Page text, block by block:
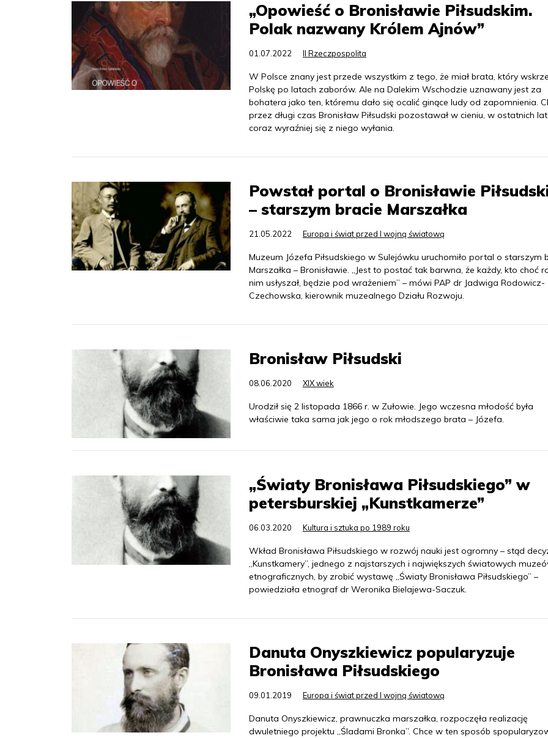
„Opowieść o Bronisławie Piłsudskim.
Polak nazwany Królem Ajnów”
01.07.2022 II Rzeczpospolita
W Polsce znany jest przede wszystkim z tego, że miał brata, który
Polskę po latach zaborów. Ale na Dalekim Wschodzie uznawany jest za
bohatera jako ten, któremu dało się ocalić ginące ludy od zapomnienia.
przez długi czas Bronisław Piłsudski pozostawał w cieniu, w ostatnich
coraz wyraźniej się z niego wyłania.
Powstał portal o Bronisławie
– starszym bracie Marszałka
21.05.2022 Europa i świat przed I wojną światową
Muzeum Józefa Piłsudskiego w Sulejówku uruchomiło portal o starszym
Marszałka – Bronisławie. „Jest to postać tak barwna, że każdy, kto choć
nim usłyszał, będzie pod wrażeniem” – mówi PAP dr Jadwiga Rodowicz-
Czechowska, kierownik muzealnego Działu Rozwoju.
Bronisław Piłsudski
08.06.2020 XIX wiek
Urodził się 2 listopada 1866 r. w Zułowie. Jego wczesna młodość była
właściwie taka sama jak jego o rok młodszego brata – Józefa.
„Światy Bronisława Piłsudskiego” w
petersburskiej „Kunstkamerze”
06.03.2020 Kultura i sztuka po 1989 roku
Wkład Bronisława Piłsudskiego w rozwój nauki jest ogromny – stąd
„Kunstkamery”, jednego z najstarszych i największych światowych
etnograficznych, by zrobić wystawę „Światy Bronisława Piłsudskiego” –
powiedziała etnograf dr Weronika Bielajewa-Saczuk.
Danuta Onyszkiewicz popularyzuje
Bronisława Piłsudskiego
09.01.2019 Europa i świat przed I wojną światową
Danuta Onyszkiewicz, prawnuczka marszałka, rozpoczęła realizację
dwuletniego projektu „Śladami Bronka”. Chce w ten sposób